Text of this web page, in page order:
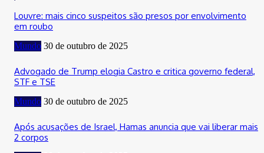
Louvre: mais cinco suspeitos são presos por envolvimento
em roubo
Mundo 30 de outubro de 2025
Advogado de Trump elogia Castro e critica governo federal,
STF e TSE
Mundo 30 de outubro de 2025
Após acusações de Israel, Hamas anuncia que vai liberar mais
2 corpos